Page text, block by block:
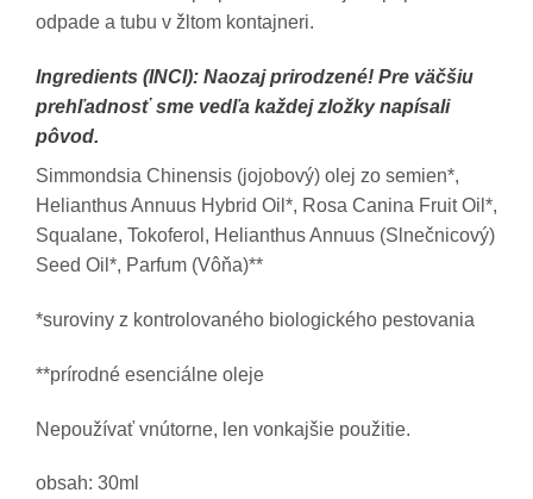
odpade a tubu v žltom kontajneri.
Ingredients (INCI): Naozaj prirodzené! Pre väčšiu
prehľadnosť sme vedľa každej zložky napísali
pôvod.
Simmondsia Chinensis (jojobový) olej zo semien*,
Helianthus Annuus Hybrid Oil*, Rosa Canina Fruit Oil*,
Squalane, Tokoferol, Helianthus Annuus (Slnečnicový)
Seed Oil*, Parfum (Vôňa)**
*suroviny z kontrolovaného biologického pestovania
**prírodné esenciálne oleje
Nepoužívať vnútorne, len vonkajšie použitie.
obsah: 30ml